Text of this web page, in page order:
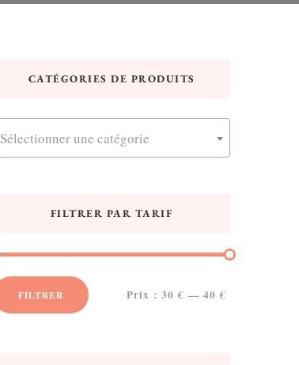
CATÉGORIES DE PRODUITS
Sélectionner une catégorie
FILTRER PAR TARIF
FILTRER Prix : 30 € — 40 €